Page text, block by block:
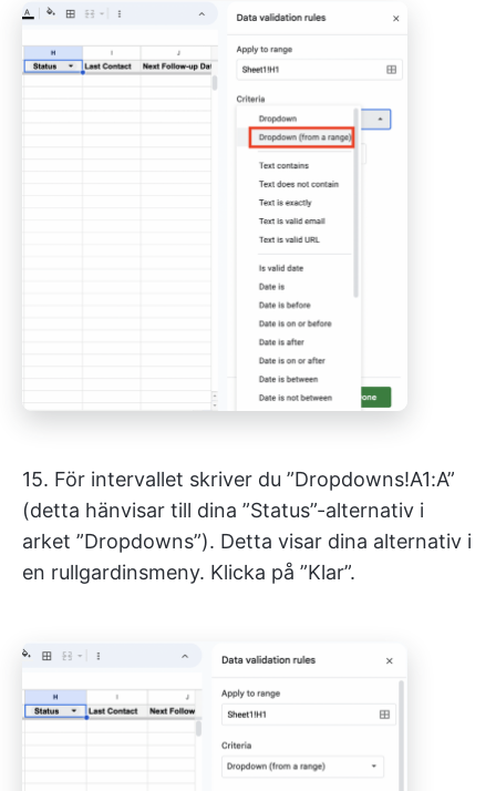
15. För intervallet skriver du ”Dropdowns!A1:A”
(detta hänvisar till dina ”Status”-alternativ i
arket ”Dropdowns”). Detta visar dina alternativ i
en rullgardinsmeny. Klicka på ”Klar”.